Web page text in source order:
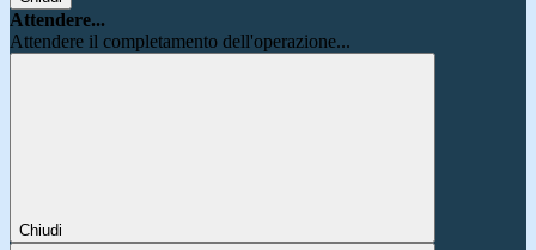
Attendere...
Attendere il completamento dell'operazione...
Chiudi